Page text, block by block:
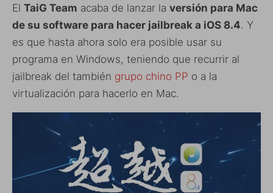
El TaiG Team acaba de lanzar la versión para Mac
de su software para hacer jailbreak a iOS 8.4. Y
es que hasta ahora solo era posible usar su
programa en Windows, teniendo que recurrir al
jailbreak del también grupo chino PP o a la
virtualización para hacerlo en Mac.